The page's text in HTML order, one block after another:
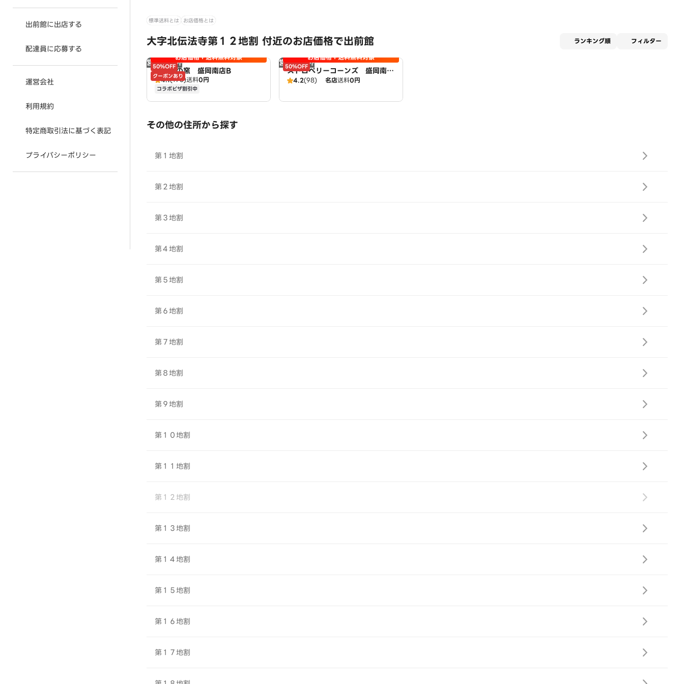
出前館に出店する
配達員に応募する
運営会社
利用規約
特定商取引法に基づく表記
プライバシーポリシー
標準送料とは お店価格とは
大字北伝法寺第１２地割 付近のお店価格で出前館 ランキング順 フィルター
営業時間外
50%OFF
クーポンあり
お店価格＋送料無料対象
ナポリの窯 盛岡南店B
4.1(175)送料0円
コラボピザ割引中
営業時間外
50%OFF
お店価格＋送料無料対象
ストロベリーコーンズ 盛岡南店
B4.2(98) 名店送料0円
その他の住所から探す
第１地割
第２地割
第３地割
第４地割
第５地割
第６地割
第７地割
第８地割
第９地割
第１０地割
第１１地割
第１２地割
第１３地割
第１４地割
第１５地割
第１６地割
第１７地割